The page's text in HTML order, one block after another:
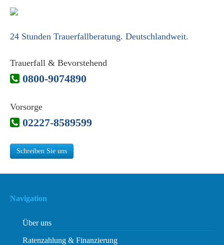
24 Stunden Trauerfallberatung. Deutschlandweit.
Trauerfall & Bevorstehend
0800-9074890
Vorsorge
02227-8589599
Schreiben Sie uns
Navigation
Über uns
Ratenzahlung & Finanzierung